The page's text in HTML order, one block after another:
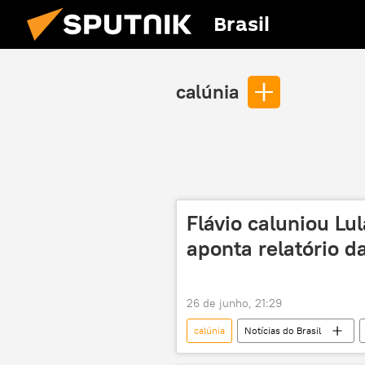
Brasil
calúnia
Flávio caluniou
aponta relatório
26 de junho, 21:29
calúnia Notícias do Brasil
Alexandre de Moraes
Brasil